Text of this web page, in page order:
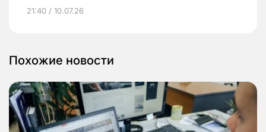
21:40 / 10.07.26
Похожие новости